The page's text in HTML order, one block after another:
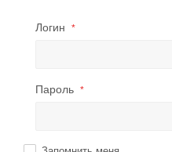
Логин *
Пароль *